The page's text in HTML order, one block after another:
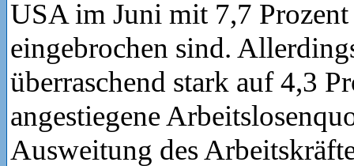
USA im Juni mit 7,7 Prozent
eingebrochen sind.
überraschend stark auf 4,3
angestiegene
Ausweitung des